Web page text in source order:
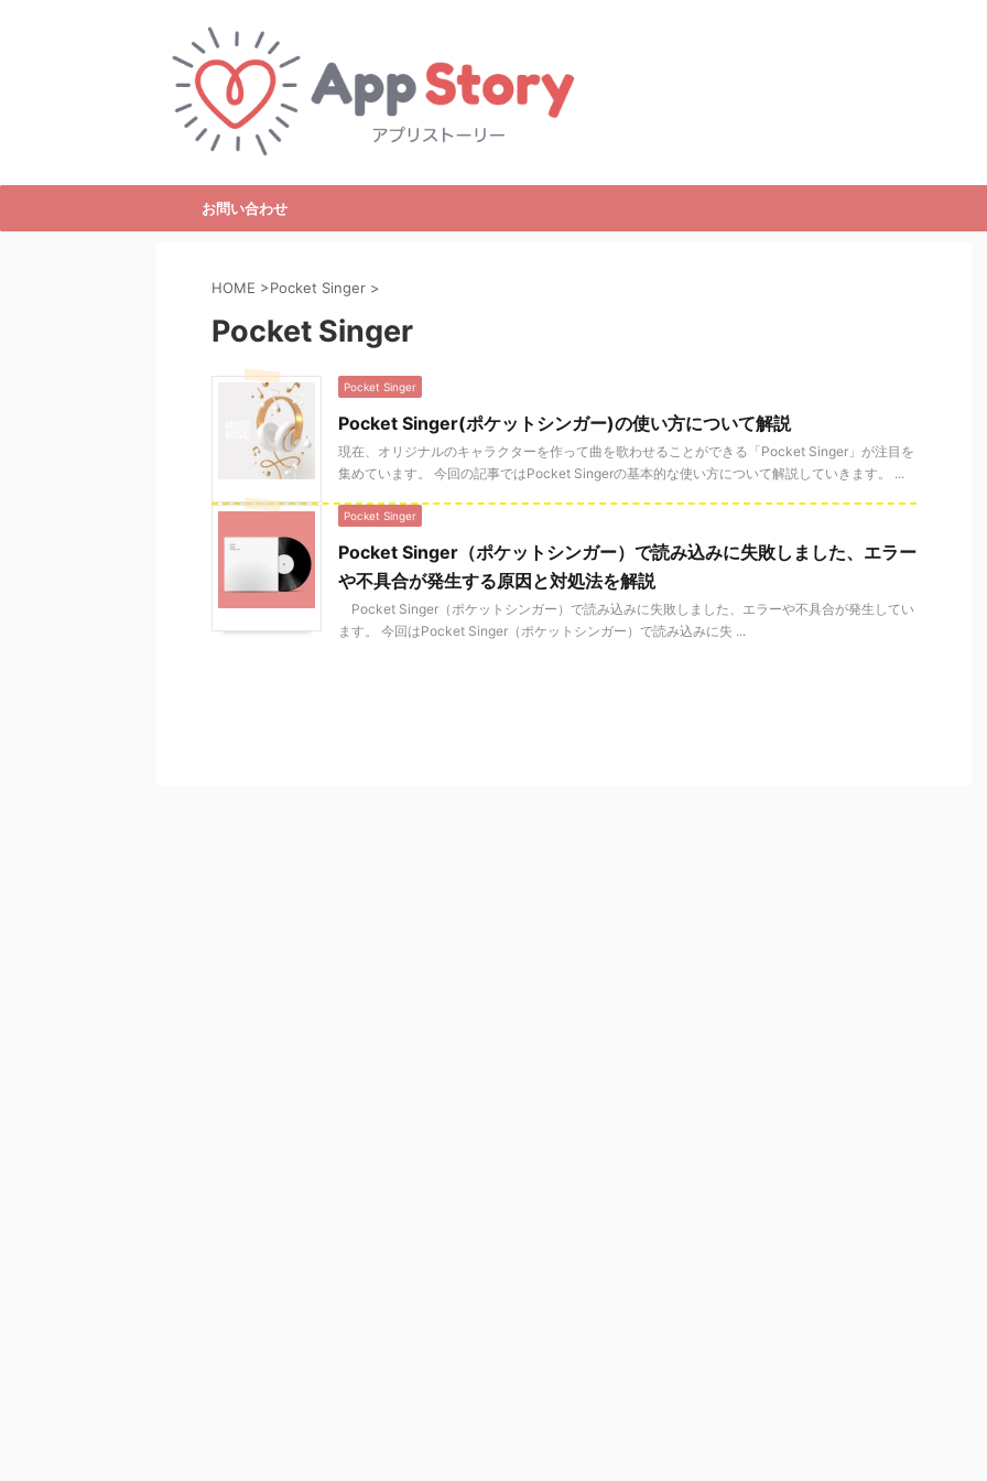
お問い合わせ
HOME >Pocket Singer >
Pocket Singer
Pocket Singer
Pocket Singer(ポケットシンガー)の使い方について解説
現在、オリジナルのキャラクターを作って曲を歌わせることができる「Pocket Singer」が注目を
集めています。 今回の記事ではPocket Singerの基本的な使い方について解説していきます。 ...
Pocket Singer
Pocket Singer（ポケットシンガー）で読み込みに失敗しました、エラー
や不具合が発生する原因と対処法を解説
Pocket Singer（ポケットシンガー）で読み込みに失敗しました、エラーや不具合が発生してい
ます。 今回はPocket Singer（ポケットシンガー）で読み込みに失 ...